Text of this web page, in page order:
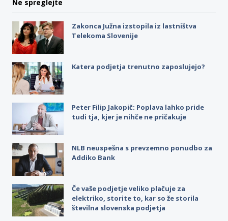
Ne spreglejte
Zakonca Južna izstopila iz lastništva
Telekoma Slovenije
Katera podjetja trenutno zaposlujejo?
Peter Filip Jakopič: Poplava lahko pride
tudi tja, kjer je nihče ne pričakuje
NLB neuspešna s prevzemno ponudbo za
Addiko Bank
Če vaše podjetje veliko plačuje za
elektriko, storite to, kar so že storila
številna slovenska podjetja